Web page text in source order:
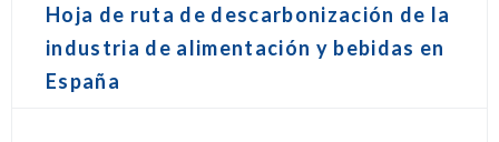
Hoja de ruta de descarbonización de la
industria de alimentación y bebidas en
España